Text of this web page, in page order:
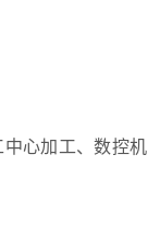
心加工、数控机